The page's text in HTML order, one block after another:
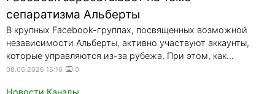
сепаратизма Альберты
В крупных Facebook-группах, посвященных возможной
независимости Альберты, активно участвуют аккаунты,
которые управляются из-за рубежа. При этом, как...
08.06.2026 15:16 0
Новости Канады